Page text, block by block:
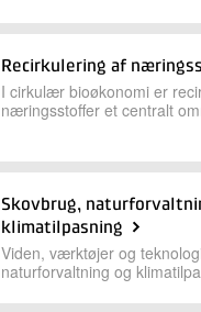
Recirkulering af
I cirkulær bioøkonomi er
næringsstoffer et centralt
Skovbrug,
klimatilpasning
Viden, værktøjer og
naturforvaltning og